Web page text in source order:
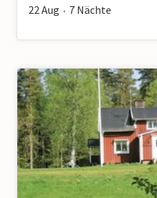
22 Aug • 7 Nächte